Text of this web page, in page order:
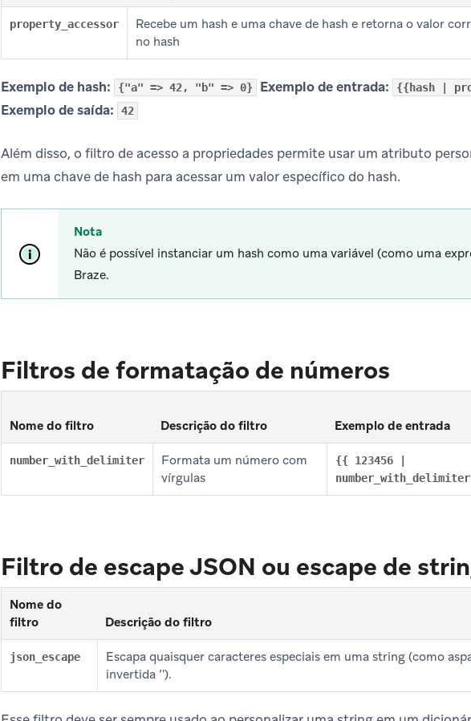
property_accessor
Recebe um hash e uma chave de hash e retorna o valor
no hash
Exemplo de hash: {"a" => 42, "b" => 0} Exemplo de entrada: {{hash |
Exemplo de saída: 42
Além disso, o filtro de acesso a propriedades permite usar um atributo
em uma chave de hash para acessar um valor específico do hash.
Nota
Não é possível instanciar um hash como uma variável (como uma
Braze.
Filtros de formatação de números
Nome do filtro Descrição do filtro Exemplo de entrada
number_with_delimiter
Formata um número com
vírgulas
{{ 123456 |
Filtro de escape JSON ou escape de
Nome do
filtro
Descrição do filtro
json_escape Escapa quaisquer caracteres especiais em uma string (como
invertida ‘').